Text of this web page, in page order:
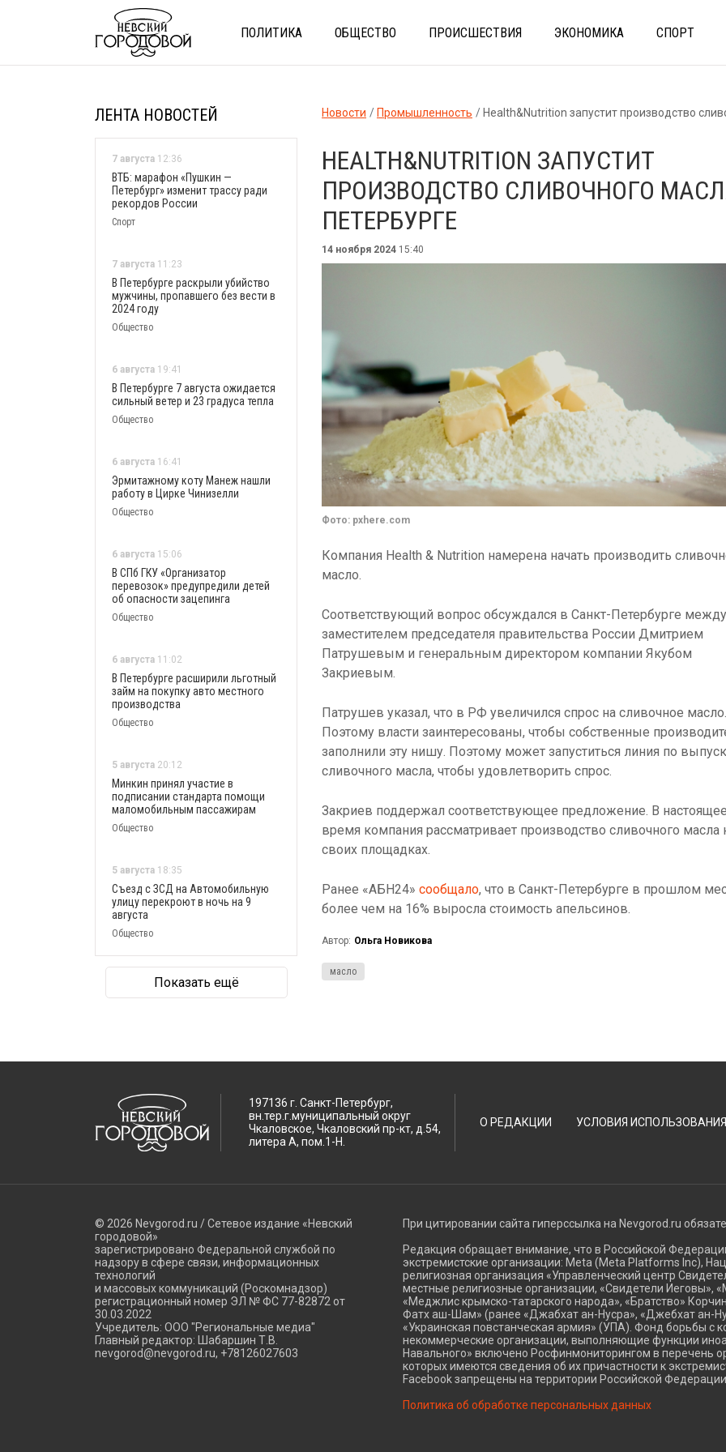
ПОЛИТИКА ОБЩЕСТВО ПРОИСШЕСТВИЯ ЭКОНОМИКА СПОРТ
Новости Промышленность Health&Nutrition запустит производство сливочного масла в
HEALTH&NUTRITION ЗАПУСТИТ
ПРОИЗВОДСТВО СЛИВОЧНОГО
ПЕТЕРБУРГЕ
14 ноября 2024 15:40
Фото: pxhere.com
Компания Health & Nutrition намерена начать производить
масло.
Соответствующий вопрос обсуждался в Санкт-Петербурге между
заместителем председателя правительства России Дмитрием
Патрушевым и генеральным директором компании Якубом
Закриевым.
Патрушев указал, что в РФ увеличился спрос на сливочное масло.
Поэтому власти заинтересованы, чтобы собственные
заполнили эту нишу. Поэтому может запуститься линия по
сливочного масла, чтобы удовлетворить спрос.
Закриев поддержал соответствующее предложение. В настоящее
время компания рассматривает производство сливочного масла
своих площадках.
Ранее «АБН24» сообщало, что в Санкт-Петербурге в прошлом
более чем на 16% выросла стоимость апельсинов.
Автор: Ольга Новикова
масло
ЛЕНТА НОВОСТЕЙ
7 августа 12:36
ВТБ: марафон «Пушкин —
Петербург» изменит трассу ради
рекордов России
Спорт
7 августа 11:23
В Петербурге раскрыли убийство
мужчины, пропавшего без вести в
2024 году
Общество
6 августа 19:41
В Петербурге 7 августа ожидается
сильный ветер и 23 градуса тепла
Общество
6 августа 16:41
Эрмитажному коту Манеж нашли
работу в Цирке Чинизелли
Общество
6 августа 15:06
В СПб ГКУ «Организатор
перевозок» предупредили детей
об опасности зацепинга
Общество
6 августа 11:02
В Петербурге расширили льготный
займ на покупку авто местного
производства
Общество
5 августа 20:12
Минкин принял участие в
подписании стандарта помощи
маломобильным пассажирам
Общество
5 августа 18:35
Съезд с ЗСД на Автомобильную
улицу перекроют в ночь на 9
августа
Общество
Показать ещё
197136 г. Санкт-Петербург,
вн.тер.г.муниципальный округ
Чкаловское, Чкаловский пр-кт, д.54,
литера А, пом.1-Н.
О РЕДАКЦИИ УСЛОВИЯ ИСПОЛЬЗОВАНИЯ
© 2026 Nevgorod.ru / Сетевое издание «Невский
городовой»
зарегистрировано Федеральной службой по
надзору в сфере связи, информационных
технологий
и массовых коммуникаций (Роскомнадзор)
регистрационный номер ЭЛ № ФС 77-82872 от
30.03.2022
Учредитель: ООО "Региональные медиа"
Главный редактор: Шабаршин Т.В.
nevgorod@nevgorod.ru, +78126027603
При цитировании сайта гиперссылка на Nevgorod.ru
Редакция обращает внимание, что в Российской
экстремистские организации: Meta (Meta Platforms Inc),
религиозная организация «Управленческий центр
местные религиозные организации, «Свидетели Иеговы»,
«Меджлис крымско-татарского народа», «Братство»
Фатх аш-Шам» (ранее «Джабхат ан-Нусра», «Джебхат ан-
«Украинская повстанческая армия» (УПА). Фонд борьбы с
некоммерческие организации, выполняющие функции
Навального» включено Росфинмониторингом в перечень
которых имеются сведения об их причастности к
Facebook запрещены на территории Российской Федерации.
Политика об обработке персональных данных